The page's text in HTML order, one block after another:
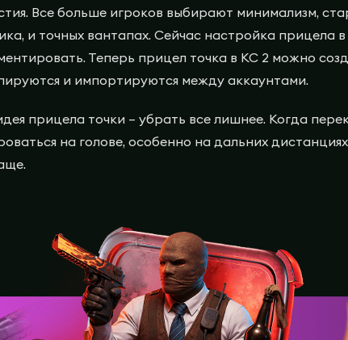
Все больше игроков выбирают минимализм,
и точных вантапах. Сейчас настройка прицела
Теперь прицел точка в КС 2 можно
и импортируются между аккаунтами.
прицела точки – убрать все лишнее. Когда
на голове, особенно на дальних